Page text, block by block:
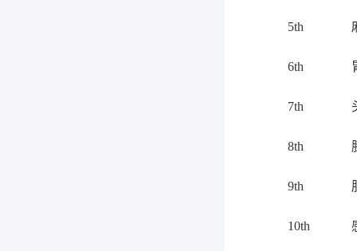
5th
6th
7th
8th
9th
10th